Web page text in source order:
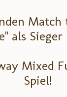
als
Mixed
Spiel!